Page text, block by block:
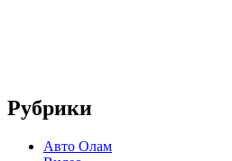
Рубрики
Авто Олам